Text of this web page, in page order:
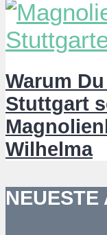
Warum
Stuttgart
Wilhelma
NEUESTE